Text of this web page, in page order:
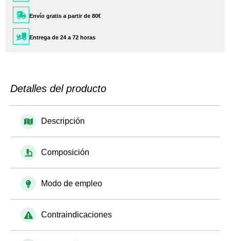
Envío gratis a partir de 80€
Entrega de 24 a 72 horas
Detalles del producto
Descripción
Composición
Modo de empleo
Contraindicaciones